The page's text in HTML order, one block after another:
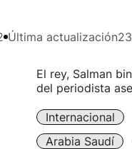
Última actualización
El rey, Salman
del periodista
Internacional
Arabia Saudí